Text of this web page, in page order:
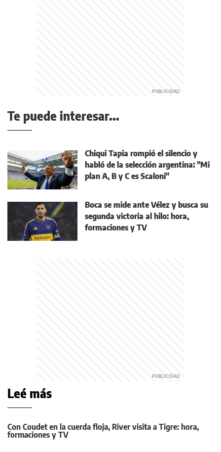
Te puede interesar...
Chiqui Tapia rompió el silencio y
habló de la selección argentina: "Mi
plan A, B y C es Scaloni"
Boca se mide ante Vélez y busca su
segunda victoria al hilo: hora,
formaciones y TV
Leé más
Con Coudet en la cuerda floja, River visita a Tigre: hora,
formaciones y TV